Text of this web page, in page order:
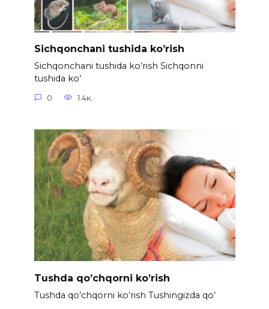
Sichqonchani tushida ko’rish
Sichqonchani tushida ko’rish Sichqonni
tushida ko’
0 1.4к.
Tushda qo’chqorni ko’rish
Tushda qo’chqorni ko’rish Tushingizda qo’